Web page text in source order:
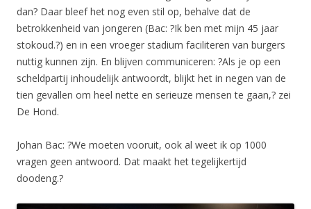
dan? Daar bleef het nog even stil op, behalve dat de
betrokkenheid van jongeren (Bac: ?Ik ben met mijn 45 jaar
stokoud.?) en in een vroeger stadium faciliteren van burgers
nuttig kunnen zijn. En blijven communiceren: ?Als je op een
scheldpartij inhoudelijk antwoordt, blijkt het in negen van de
tien gevallen om heel nette en serieuze mensen te gaan,? zei
De Hond.
Johan Bac: ?We moeten vooruit, ook al weet ik op 1000
vragen geen antwoord. Dat maakt het tegelijkertijd
doodeng.?